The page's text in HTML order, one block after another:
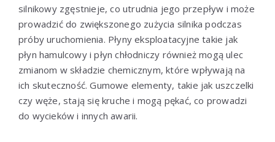
silnikowy zgęstnieje, co utrudnia jego przepływ i może
prowadzić do zwiększonego zużycia silnika podczas
próby uruchomienia. Płyny eksploatacyjne takie jak
płyn hamulcowy i płyn chłodniczy również mogą ulec
zmianom w składzie chemicznym, które wpływają na
ich skuteczność. Gumowe elementy, takie jak uszczelki
czy węże, stają się kruche i mogą pękać, co prowadzi
do wycieków i innych awarii.